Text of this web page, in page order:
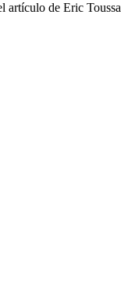
artículo de Eric